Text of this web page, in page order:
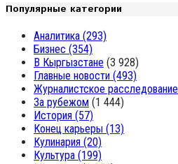
Популярные категории
Аналитика (293)
Бизнес (354)
В Кыргызстане (3 928)
Главные новости (493)
Журналистское расследование
За рубежом (1 444)
История (57)
Конец карьеры (13)
Кулинария (20)
Культура (199)